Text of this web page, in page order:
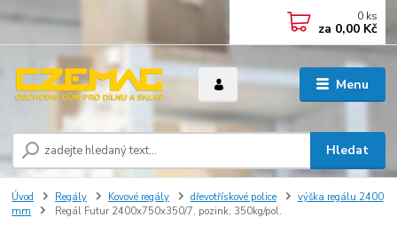
Menu
Hledat
0 ks
za 0,00 Kč
Úvod Regály Kovové regály dřevotřískové police
výška regálu 2400
mm
Regál Futur 2400x750x350/7, pozink, 350kg/pol.